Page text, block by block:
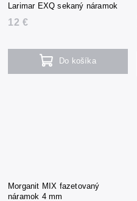
Larimar EXQ sekaný náramok
12 €
Do košíka
Morganit MIX fazetovaný
náramok 4 mm